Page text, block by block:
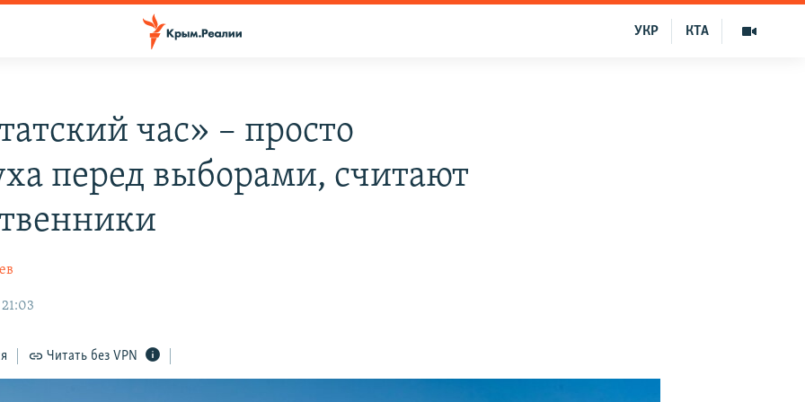
КТА
УКР
час» – просто
перед выборами, считают
Читать без VPN